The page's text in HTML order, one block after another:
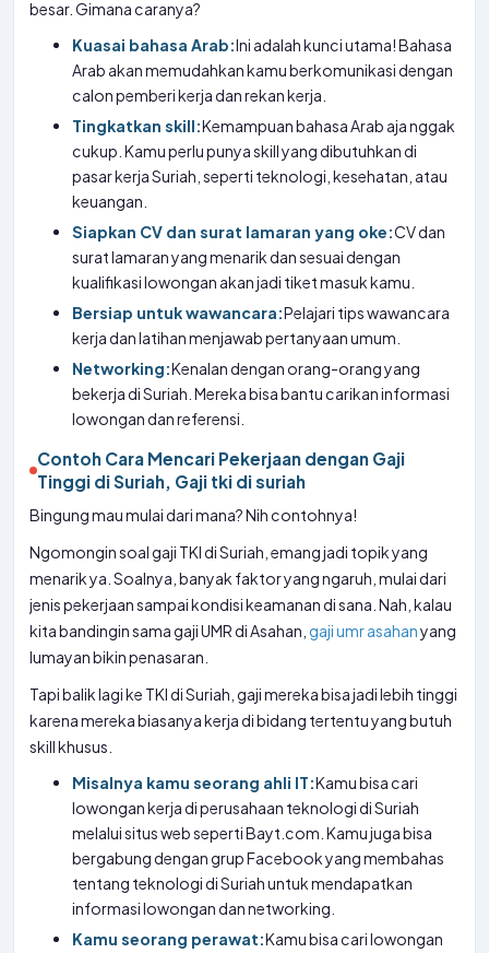
besar. Gimana caranya?
Kuasai bahasa Arab:Ini adalah kunci utama! Bahasa
Arab akan memudahkan kamu berkomunikasi dengan
calon pemberi kerja dan rekan kerja.
Tingkatkan skill:Kemampuan bahasa Arab aja nggak
cukup. Kamu perlu punya skill yang dibutuhkan di
pasar kerja Suriah, seperti teknologi, kesehatan, atau
keuangan.
Siapkan CV dan surat lamaran yang oke:CV dan
surat lamaran yang menarik dan sesuai dengan
kualifikasi lowongan akan jadi tiket masuk kamu.
Bersiap untuk wawancara:Pelajari tips wawancara
kerja dan latihan menjawab pertanyaan umum.
Networking:Kenalan dengan orang-orang yang
bekerja di Suriah. Mereka bisa bantu carikan informasi
lowongan dan referensi.
Contoh Cara Mencari Pekerjaan dengan Gaji
Tinggi di Suriah, Gaji tki di suriah
Bingung mau mulai dari mana? Nih contohnya!
Ngomongin soal gaji TKI di Suriah, emang jadi topik yang
menarik ya. Soalnya, banyak faktor yang ngaruh, mulai dari
jenis pekerjaan sampai kondisi keamanan di sana. Nah, kalau
kita bandingin sama gaji UMR di Asahan, gaji umr asahanyang
lumayan bikin penasaran.
Tapi balik lagi ke TKI di Suriah, gaji mereka bisa jadi lebih tinggi
karena mereka biasanya kerja di bidang tertentu yang butuh
skill khusus.
Misalnya kamu seorang ahli IT:Kamu bisa cari
lowongan kerja di perusahaan teknologi di Suriah
melalui situs web seperti Bayt.com. Kamu juga bisa
bergabung dengan grup Facebook yang membahas
tentang teknologi di Suriah untuk mendapatkan
informasi lowongan dan networking.
Kamu seorang perawat:Kamu bisa cari lowongan